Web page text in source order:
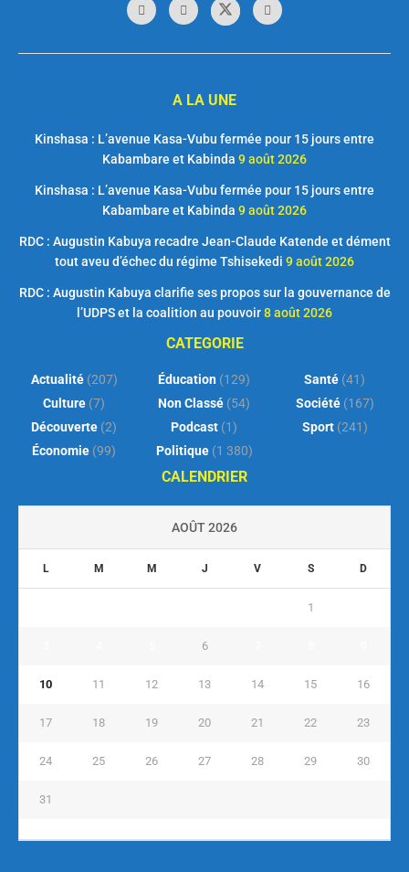
A LA UNE
Kinshasa : L’avenue Kasa-Vubu fermée pour 15 jours entre
Kabambare et Kabinda 9 août 2026
Kinshasa : L’avenue Kasa-Vubu fermée pour 15 jours entre
Kabambare et Kabinda 9 août 2026
RDC : Augustin Kabuya recadre Jean-Claude Katende et dément
tout aveu d’échec du régime Tshisekedi 9 août 2026
RDC : Augustin Kabuya clarifie ses propos sur la gouvernance de
l’UDPS et la coalition au pouvoir8 août 2026
CATEGORIE
Actualité(207)
Culture (7)
Découverte (2)
Économie (99)
Éducation (129)
Non Classé (54)
Podcast (1)
Politique(1 380)
Santé (41)
Société(167)
Sport(241)
CALENDRIER
AOÛT 2026
L M M J V S D
1
6
10 11 12 13 14 15 16
17 18 19 20 21 22 23
24 25 26 27 28 29 30
31